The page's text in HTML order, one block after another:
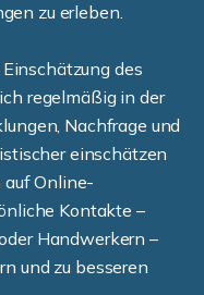
zu erleben.
des
regelmäßig in der
Nachfrage und
einschätzen
auf Online-
Kontakte –
Handwerkern –
und zu besseren